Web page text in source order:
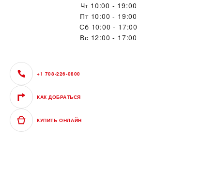
Чт 10:00 - 19:00
Пт 10:00 - 19:00
Сб 10:00 - 17:00
Вс 12:00 - 17:00
+1 708-226-0800
КАК ДОБРАТЬСЯ
КУПИТЬ ОНЛАЙН